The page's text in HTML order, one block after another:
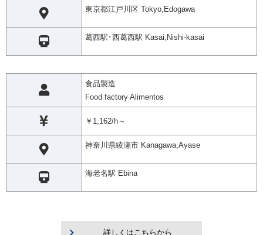
東京都江戸川区 Tokyo,Edogawa
葛西駅･西葛西駅 Kasai,Nishi-kasai
食品製造
Food factory Alimentos
￥1,162/h～
神奈川県綾瀬市 Kanagawa,Ayase
海老名駅 Ebina
詳しくはこちらから